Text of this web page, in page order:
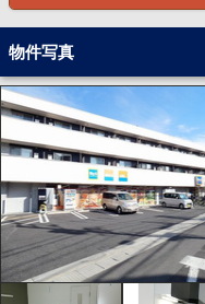
物件写真